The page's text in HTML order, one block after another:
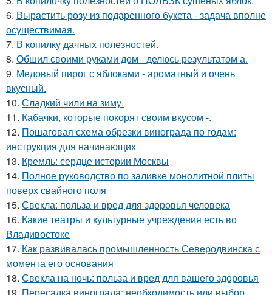
6. Вырастить розу из подаренного букета - задача вполне
осуществимая.
7. В копилку дачных полезностей.
8. Обшил своими руками дом - делюсь результатом а.
9. Медовый пирог с яблоками - ароматный и очень
вкусный.
10. Сладкий чили на зиму.
11. Кабачки, которые покорят своим вкусом -.
12. Пошаговая схема обрезки винограда по годам:
инструкция для начинающих
13. Кремль: сердце истории Москвы
14. Полное руководство по заливке монолитной плиты
поверх свайного поля
15. Свекла: польза и вред для здоровья человека
16. Какие театры и культурные учреждения есть во
Владивостоке
17. Как развивалась промышленность Северодвинска с
момента его основания
18. Свекла на ночь: польза и вред для вашего здоровья